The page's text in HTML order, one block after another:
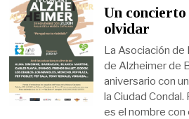
Un
olvidar
La Asociación de
de Alzheimer de
aniversario con
la Ciudad
es el nombre con